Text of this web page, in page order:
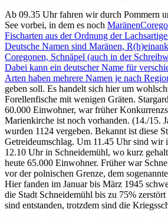
Ab 09.35 Uhr fahren wir durch Pommern
See vorbei, in dem es noch Maränen
Fischarten aus der Ordnung der
Deutsche Namen sind Maränen,
Coregonen, Schnäpel (auch in der
Dabei kann ein deutscher Name für
Arten haben mehrere Namen je nach
geben soll. Es handelt sich hier um
Forellenfische mit wenigen Gräten.
60.000 Einwohner, war früher
Marienkirche ist noch vorhanden. (14./15.
wurden 1124 vergeben. Bekannt ist diese
Getreideumschlag. Um 11.45 Uhr sind wir
12.10 Uhr in Schneidemühl, wo kurz
heute 65.000 Einwohner. Früher war
vor der polnischen Grenze, dem
Hier fanden im Januar bis März 1945
die Stadt Schneidemühl bis zu 75%
sind entstanden, trotzdem sind die